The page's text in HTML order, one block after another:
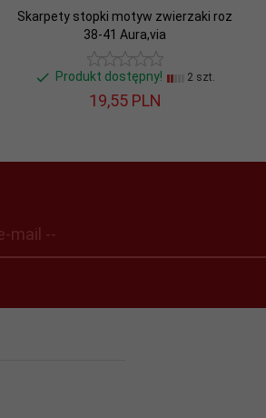
Skarpety stopki motyw zwierzaki roz
38-41 Aura,via
Produkt dostępny! 2 szt.
19,55 PLN
mail --